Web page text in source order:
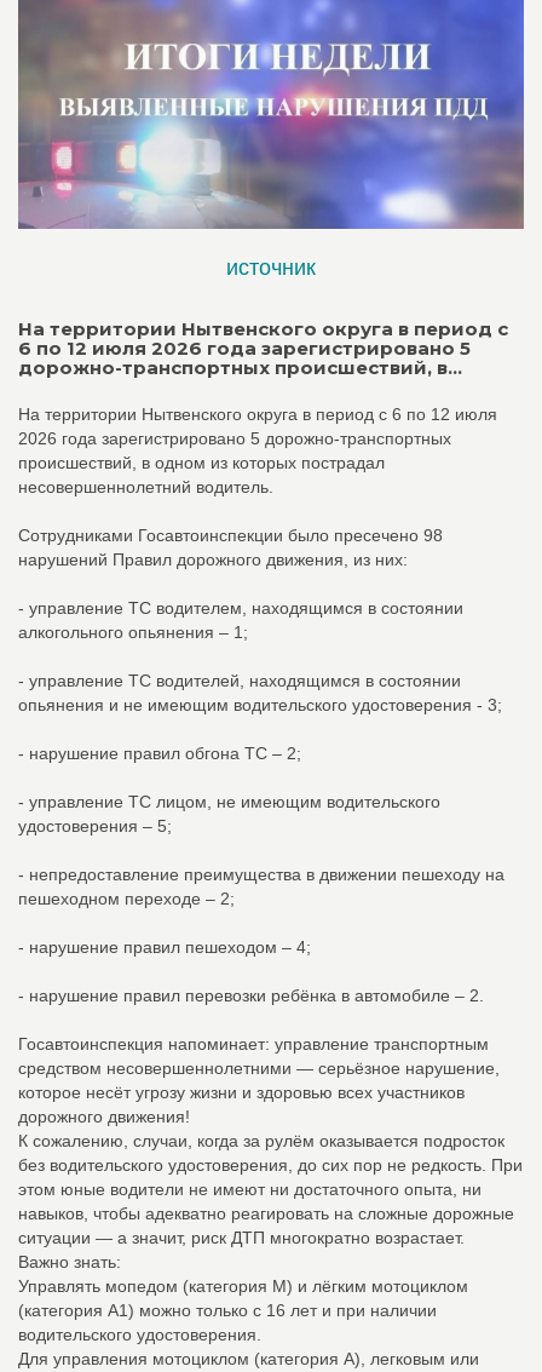
источник
На территории Нытвенского округа в период с
6 по 12 июля 2026 года зарегистрировано 5
дорожно-транспортных происшествий, в...
На территории Нытвенского округа в период с 6 по 12 июля
2026 года зарегистрировано 5 дорожно-транспортных
происшествий, в одном из которых пострадал
несовершеннолетний водитель.
Сотрудниками Госавтоинспекции было пресечено 98
нарушений Правил дорожного движения, из них:
- управление ТС водителем, находящимся в состоянии
алкогольного опьянения – 1;
- управление ТС водителей, находящимся в состоянии
опьянения и не имеющим водительского удостоверения - 3;
- нарушение правил обгона ТС – 2;
- управление ТС лицом, не имеющим водительского
удостоверения – 5;
- непредоставление преимущества в движении пешеходу на
пешеходном переходе – 2;
- нарушение правил пешеходом – 4;
- нарушение правил перевозки ребёнка в автомобиле – 2.
Госавтоинспекция напоминает: управление транспортным
средством несовершеннолетними — серьёзное нарушение,
которое несёт угрозу жизни и здоровью всех участников
дорожного движения!
К сожалению, случаи, когда за рулём оказывается подросток
без водительского удостоверения, до сих пор не редкость. При
этом юные водители не имеют ни достаточного опыта, ни
навыков, чтобы адекватно реагировать на сложные дорожные
ситуации — а значит, риск ДТП многократно возрастает.
Важно знать:
Управлять мопедом (категория М) и лёгким мотоциклом
(категория А1) можно только с 16 лет и при наличии
водительского удостоверения.
Для управления мотоциклом (категория А), легковым или